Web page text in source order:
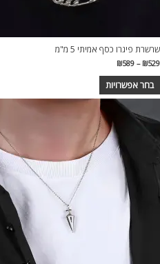
שרשרת פיגרו כסף אמיתי 5 מ"מ
₪529
–
₪589
עד
בחר אפשרויות
זה
יש
לבחור
האפשרויות